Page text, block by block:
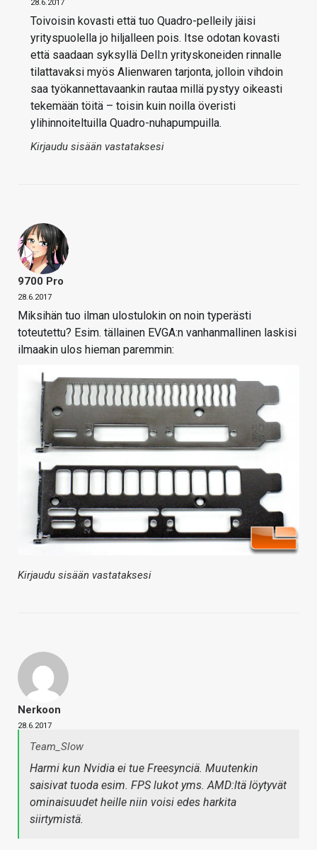
28.6.2017
Toivoisin kovasti että tuo Quadro-pelleily jäisi
yrityspuolella jo hiljalleen pois. Itse odotan kovasti
että saadaan syksyllä Dell:n yrityskoneiden rinnalle
tilattavaksi myös Alienwaren tarjonta, jolloin vihdoin
saa työkannettavaankin rautaa millä pystyy oikeasti
tekemään töitä – toisin kuin noilla överisti
ylihinnoiteltuilla Quadro-nuhapumpuilla.
Kirjaudu sisään vastataksesi
9700 Pro
28.6.2017
Miksihän tuo ilman ulostulokin on noin typerästi
toteutettu? Esim. tällainen EVGA:n vanhanmallinen laskisi
ilmaakin ulos hieman paremmin:
Kirjaudu sisään vastataksesi
Nerkoon
28.6.2017
Team_Slow
Harmi kun Nvidia ei tue Freesynciä. Muutenkin
saisivat tuoda esim. FPS lukot yms. AMD:ltä löytyvät
ominaisuudet heille niin voisi edes harkita
siirtymistä.